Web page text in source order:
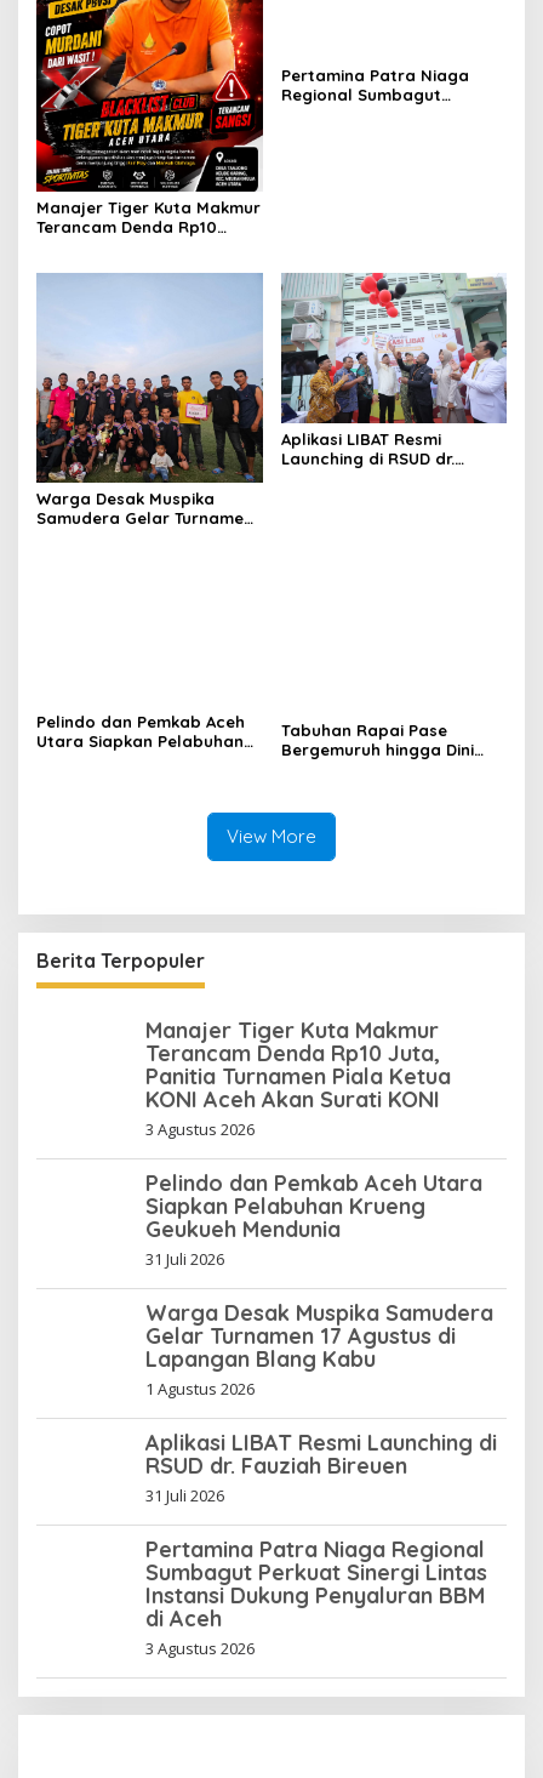
Manajer Tiger Kuta Makmur
Terancam Denda Rp10
Pertamina Patra Niaga
Regional Sumbagut
Warga Desak Muspika
Samudera Gelar Turnamen
Aplikasi LIBAT Resmi
Launching di RSUD dr.
Pelindo dan Pemkab Aceh
Utara Siapkan Pelabuhan
Tabuhan Rapai Pase
Bergemuruh hingga Dini
View More
Berita Terpopuler
Manajer Tiger Kuta Makmur
Terancam Denda Rp10 Juta,
Panitia Turnamen Piala Ketua
KONI Aceh Akan Surati KONI
3 Agustus 2026
Pelindo dan Pemkab Aceh Utara
Siapkan Pelabuhan Krueng
Geukueh Mendunia
31 Juli 2026
Warga Desak Muspika Samudera
Gelar Turnamen 17 Agustus di
Lapangan Blang Kabu
1 Agustus 2026
Aplikasi LIBAT Resmi Launching di
RSUD dr. Fauziah Bireuen
31 Juli 2026
Pertamina Patra Niaga Regional
Sumbagut Perkuat Sinergi Lintas
Instansi Dukung Penyaluran BBM
di Aceh
3 Agustus 2026